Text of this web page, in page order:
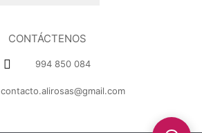
CONTÁCTENOS
994 850 084
contacto.alirosas@gmail.com